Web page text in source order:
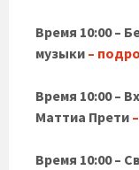
Время 10:00 –
музыки –
Время 10:00 –
Маттиа Прети
Время 10:00 –